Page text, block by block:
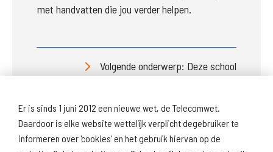
Er is sinds 1 juni 2012 een nieuwe wet, de Telecomwet.
Daardoor is elke website wettelijk verplicht degebruiker te
informeren over 'cookies' en het gebruik hiervan op de
met handvatten die jou verder helpen.
Volgende onderwerp: Deze school